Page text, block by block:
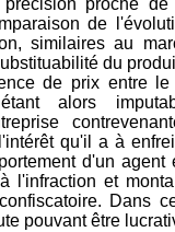
proche de
de
similaires au
du
de prix entre
alors
qu'il a à
d'un agent
l'infraction et
Dans
pouvant être